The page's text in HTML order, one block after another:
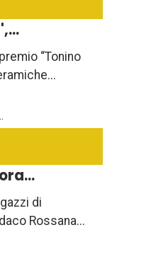
“Tonino
di
Rossana...